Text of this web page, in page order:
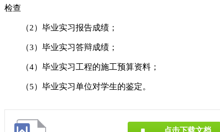
检查
（2）毕业实习报告成绩；
（3）毕业实习答辩成绩；
（4）毕业实习工程的施工预算资料；
（5）毕业实习单位对学生的鉴定。
点击下载文档